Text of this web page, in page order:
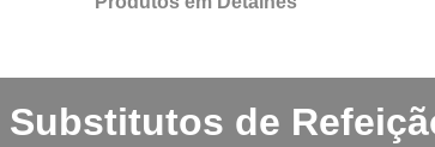
Substitutos de